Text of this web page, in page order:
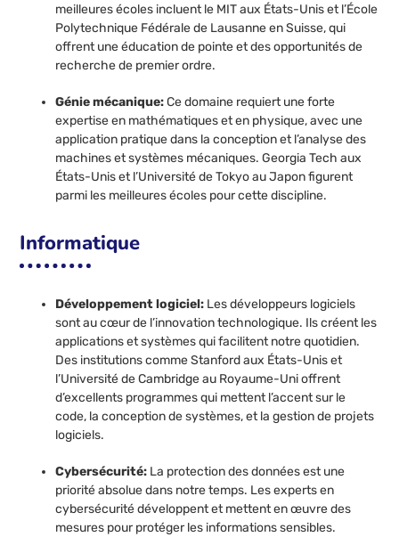
meilleures écoles incluent le MIT aux États-Unis et l’École
Polytechnique Fédérale de Lausanne en Suisse, qui
offrent une éducation de pointe et des opportunités de
recherche de premier ordre.
Génie mécanique:Ce domaine requiert une forte
expertise en mathématiques et en physique, avec une
application pratique dans la conception et l’analyse des
machines et systèmes mécaniques. Georgia Tech aux
États-Unis et l’Université de Tokyo au Japon figurent
parmi les meilleures écoles pour cette discipline.
Informatique
Développement logiciel: Les développeurs logiciels
sont au cœur de l’innovation technologique. Ils créent les
applications et systèmes qui facilitent notre quotidien.
Des institutions comme Stanford aux États-Unis et
l’Université de Cambridge au Royaume-Uni offrent
d’excellents programmes qui mettent l’accent sur le
code, la conception de systèmes, et la gestion de projets
logiciels.
Cybersécurité: La protection des données est une
priorité absolue dans notre temps. Les experts en
cybersécurité développent et mettent en œuvre des
mesures pour protéger les informations sensibles.